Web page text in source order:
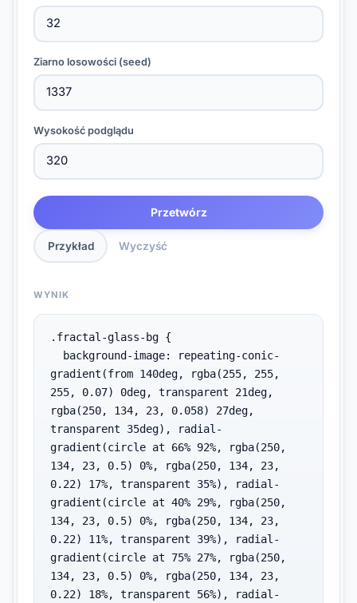
Ziarno losowości (seed)
Wysokość podglądu
Przetwórz
Przykład Wyczyść
WYNIK
.fractal-glass-bg {
gradient(from 140deg, rgba(255, 255,
255, 0.07) 0deg, transparent 21deg,
rgba(250, 134, 23, 0.058) 27deg,
transparent 35deg), radial-
gradient(circle at 66% 92%, rgba(250,
134, 23, 0.5) 0%, rgba(250, 134, 23,
0.22) 17%, transparent 35%), radial-
gradient(circle at 40% 29%, rgba(250,
134, 23, 0.5) 0%, rgba(250, 134, 23,
0.22) 11%, transparent 39%), radial-
gradient(circle at 75% 27%, rgba(250,
134, 23, 0.5) 0%, rgba(250, 134, 23,
0.22) 18%, transparent 56%), radial-